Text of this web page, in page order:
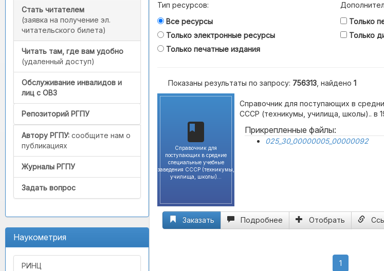
Стать читателем
(заявка на получение эл.
читательского билета)
Читать там, где вам удобно
(удаленный доступ)
Обслуживание инвалидов и
лиц с ОВЗ
Репозиторий РГПУ
Автору РГПУ: сообщите нам о
публикациях
Журналы РГПУ
Задать вопрос
Наукометрия
РИНЦ
Тип ресурсов:
Все ресурсы
Только электронные ресурсы
Только печатные издания
Только
Только
Показаны результаты по запросу: 756313 , найдено 1
Справочник для
поступающих в средние
специальные учебные
заведения СССР (техникумы,
училища, школы)...
Справочник для поступающих в
СССР (техникумы, училища, школы).. в
Прикрепленные файлы:
025_30_00000005_00000092
Заказать Подробнее Отобрать
1(current)